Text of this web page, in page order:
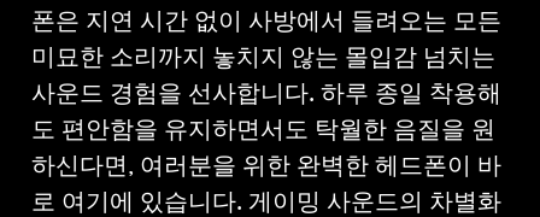
지원
전문적인
폰은 지연 시간 없이 사방에서 들려오는 모든
미묘한 소리까지 놓치지 않는 몰입감 넘치는
사운드 경험을 선사합니다. 하루 종일 착용해
도 편안함을 유지하면서도 탁월한 음질을 원
하신다면, 여러분을 위한 완벽한 헤드폰이 바
로 여기에 있습니다. 게이밍 사운드의 차별화